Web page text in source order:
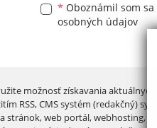
* Oboznámil som sa
osobných údajov
možnosť získavania
RSS, CMS systém (redakčný)
stránok,web portál,webhosting,